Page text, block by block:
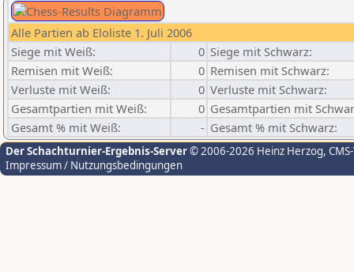
Alle Partien ab Eloliste 1. Juli 2006
Siege mit Weiß:
0 Siege mit Schwarz:
Remisen mit Weiß:
0 Remisen mit Schwarz:
Verluste mit Weiß:
0 Verluste mit Schwarz:
Gesamtpartien mit Weiß:
0 Gesamtpartien mit
Gesamt % mit Weiß:
- Gesamt % mit Schwarz:
Der Schachturnier-Ergebnis-Server© 2006-2026 Heinz Herzog,
Impressum / Nutzungsbedingungen